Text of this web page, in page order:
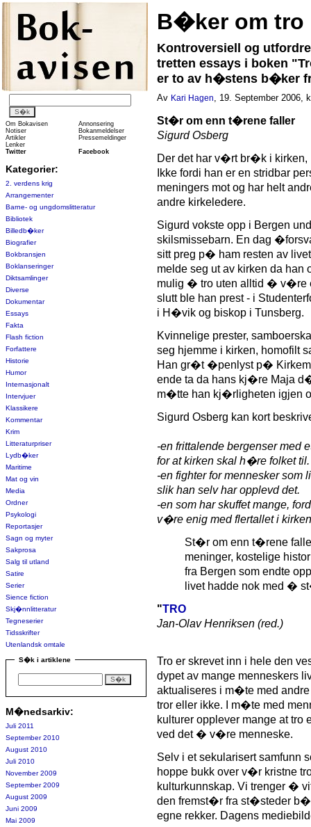
Om Bokavisen
Annonsering
Notiser
Bokanmeldelser
Artikler
Pressemeldinger
Lenker
Twitter
Facebook
Kategorier:
2. verdens krig
Arrangementer
Barne- og ungdomslitteratur
Bibliotek
Billedb�ker
Biografier
Bokbransjen
Boklanseringer
Diktsamlinger
Diverse
Dokumentar
Essays
Fakta
Flash fiction
Forfattere
Historie
Humor
Internasjonalt
Intervjuer
Klassikere
Kommentar
Krim
Litteraturpriser
Lydb�ker
Maritime
Mat og vin
Media
Ordner
Psykologi
Reportasjer
Sagn og myter
Sakprosa
Salg til utland
Satire
Serier
Sience fiction
Skj�nnlitteratur
Tegneserier
Tidsskrifter
Utenlandsk omtale
S�k i artiklene
M�nedsarkiv:
Juli 2011
September 2010
August 2010
Juli 2010
November 2009
September 2009
August 2009
Juni 2009
Mai 2009
B�ker om tro
Kontroversiell og
tretten essays i boken
er to av h�stens b�ker
Av Kari Hagen, 19. September 2006,
St�r om enn t�rene faller
Sigurd Osberg
Der det har v�rt br�k i
Ikke fordi han er en stridbar
meningers mot og har helt
andre kirkeledere.
Sigurd vokste opp i Bergen
skilsmissebarn. En dag
sitt preg p� ham resten av
melde seg ut av kirken da han
mulig � tro uten alltid � v�re
slutt ble han prest - i
i H�vik og biskop i Tunsberg.
Kvinnelige prester,
seg hjemme i kirken, homofilt
Han gr�t �penlyst p�
ende ta da hans kj�re Maja
m�tte han kj�rligheten igjen
Sigurd Osberg kan kort
-en frittalende bergenser med
for at kirken skal h�re folket til.
-en fighter for mennesker som
slik han selv har opplevd det.
-en som har skuffet mange,
v�re enig med flertallet i
St�r om enn t�rene
meninger, kostelige
fra Bergen som endte
livet hadde nok med �
"TRO
Jan-Olav Henriksen (red.)
Tro er skrevet inn i hele den
dypet av mange menneskers
aktualiseres i m�te med
tror eller ikke. I m�te med
kulturer opplever mange at tro
ved det � v�re menneske.
Selv i et sekularisert samfunn
hoppe bukk over v�r kristne
kulturkunnskap. Vi trenger �
den fremst�r fra st�steder
egne rekker. Dagens